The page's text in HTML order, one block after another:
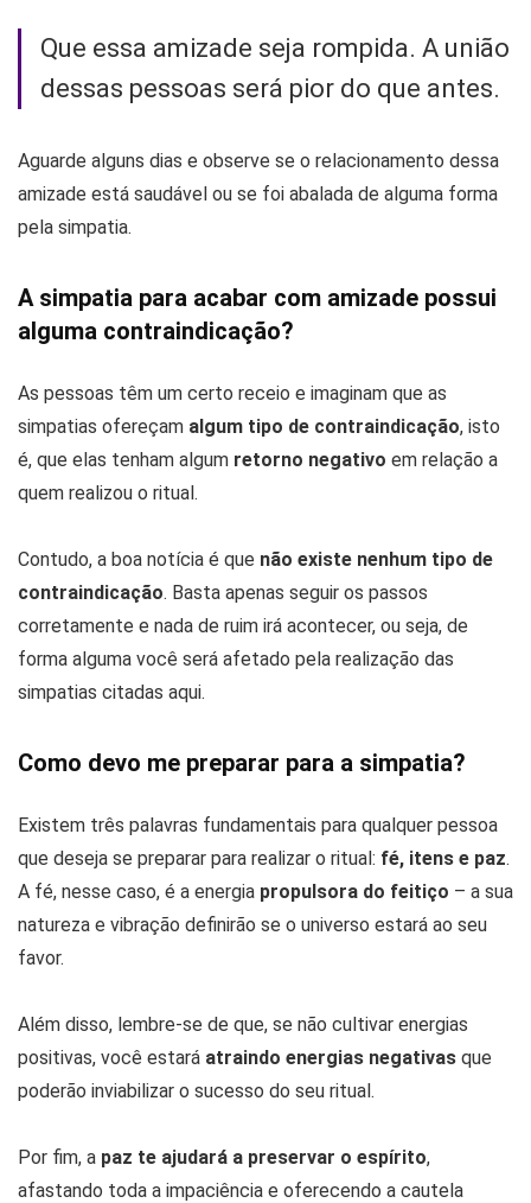
Que essa amizade seja rompida. A união
dessas pessoas será pior do que antes.
Aguarde alguns dias e observe se o relacionamento dessa
amizade está saudável ou se foi abalada de alguma forma
pela simpatia.
A simpatia para acabar com amizade possui
alguma contraindicação?
As pessoas têm um certo receio e imaginam que as
simpatias ofereçam algum tipo de contraindicação, isto
é, que elas tenham algum retorno negativo em relação a
quem realizou o ritual.
Contudo, a boa notícia é que não existe nenhum tipo de
contraindicação. Basta apenas seguir os passos
corretamente e nada de ruim irá acontecer, ou seja, de
forma alguma você será afetado pela realização das
simpatias citadas aqui.
Como devo me preparar para a simpatia?
Existem três palavras fundamentais para qualquer pessoa
que deseja se preparar para realizar o ritual: fé, itens e paz.
A fé, nesse caso, é a energia propulsora do feitiço – a sua
natureza e vibração definirão se o universo estará ao seu
favor.
Além disso, lembre-se de que, se não cultivar energias
positivas, você estará atraindo energias negativas que
poderão inviabilizar o sucesso do seu ritual.
Por fim, a paz te ajudará a preservar o espírito,
afastando toda a impaciência e oferecendo a cautela